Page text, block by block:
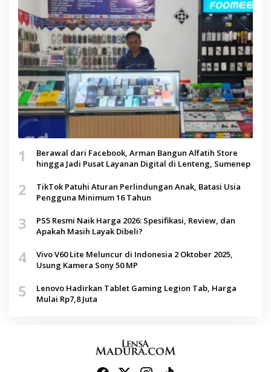
1
Berawal dari Facebook, Arman Bangun Alfatih Store
hingga Jadi Pusat Layanan Digital di Lenteng, Sumenep
2
TikTok Patuhi Aturan Perlindungan Anak, Batasi Usia
Pengguna Minimum 16 Tahun
3
PS5 Resmi Naik Harga 2026: Spesifikasi, Review, dan
Apakah Masih Layak Dibeli?
4
Vivo V60 Lite Meluncur di Indonesia 2 Oktober 2025,
Usung Kamera Sony 50 MP
5
Lenovo Hadirkan Tablet Gaming Legion Tab, Harga
Mulai Rp7,8 Juta